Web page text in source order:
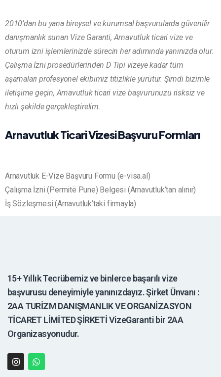
2010’dan bu yana bireysel ve kurumsal başvurularda güvenilir
danışmanlık sunan Vize Garanti, Arnavutluk ticari vize ve
oturum izni işlemlerinizde sürecin her adımında yanınızda olur.
Çalışma İzni prosedürlerinden D Tipi vizeye kadar tüm
aşamaları profesyonel ekibimiz titizlikle yürütür. Şimdi bizimle
iletişime geçin, Arnavutluk ticari vize başvurunuzu risksiz ve
hızlı şekilde gerçekleştirelim.
Arnavutluk Ticari Vizesi Başvuru Formları
Arnavutluk E-Vize Başvuru Formu (e-visa.al)
Çalışma İzni (Permitë Pune) Belgesi (Arnavutluk’tan alınır)
İş Sözleşmesi (Arnavutluk’taki firmayla)
15+ Yıllık Tecrübemiz ve binlerce başarılı vize
başvurusu deneyimiyle yanınızdayız. Şirket Ünvanı :
2AA TURİZM DANIŞMANLIK VE ORGANİZASYON
TİCARET LİMİTED ŞİRKETİ VizeGaranti bir 2AA
Organizasyonudur.